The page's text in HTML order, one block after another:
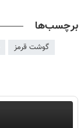
برچسب‌ها
گوشت قرمز